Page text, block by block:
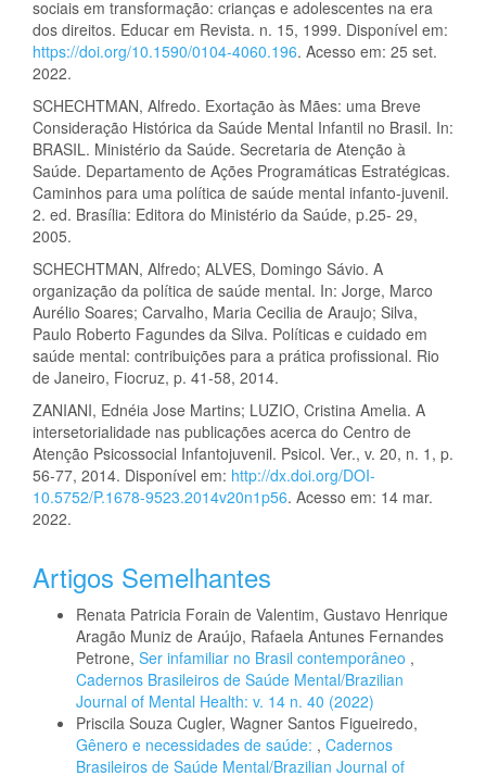
sociais em transformação: crianças e adolescentes na era
dos direitos. Educar em Revista. n. 15, 1999. Disponível em:
https://doi.org/10.1590/0104-4060.196. Acesso em: 25 set.
2022.
SCHECHTMAN, Alfredo. Exortação às Mães: uma Breve
Consideração Histórica da Saúde Mental Infantil no Brasil. In:
BRASIL. Ministério da Saúde. Secretaria de Atenção à
Saúde. Departamento de Ações Programáticas Estratégicas.
Caminhos para uma política de saúde mental infanto-juvenil.
2. ed. Brasília: Editora do Ministério da Saúde, p.25- 29,
2005.
SCHECHTMAN, Alfredo; ALVES, Domingo Sávio. A
organização da política de saúde mental. In: Jorge, Marco
Aurélio Soares; Carvalho, Maria Cecilia de Araujo; Silva,
Paulo Roberto Fagundes da Silva. Políticas e cuidado em
saúde mental: contribuições para a prática profissional. Rio
de Janeiro, Fiocruz, p. 41-58, 2014.
ZANIANI, Ednéia Jose Martins; LUZIO, Cristina Amelia. A
intersetorialidade nas publicações acerca do Centro de
Atenção Psicossocial Infantojuvenil. Psicol. Ver., v. 20, n. 1, p.
56-77, 2014. Disponível em: http://dx.doi.org/DOI-
10.5752/P.1678-9523.2014v20n1p56. Acesso em: 14 mar.
2022.
Artigos Semelhantes
Renata Patricia Forain de Valentim, Gustavo Henrique
Aragão Muniz de Araújo, Rafaela Antunes Fernandes
Petrone, Ser infamiliar no Brasil contemporâneo ,
Cadernos Brasileiros de Saúde Mental/Brazilian
Journal of Mental Health: v. 14 n. 40 (2022)
Priscila Souza Cugler, Wagner Santos Figueiredo,
Gênero e necessidades de saúde: , Cadernos
Brasileiros de Saúde Mental/Brazilian Journal of